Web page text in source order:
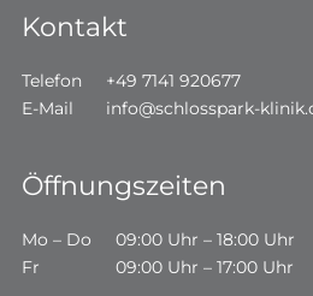
Kontakt
Telefon
+49 7141 920677
E-Mail
info@schlosspark-
Öffnungszeiten
Mo – Do
09:00 Uhr – 18:00 Uhr
Fr
09:00 Uhr – 17:00 Uhr